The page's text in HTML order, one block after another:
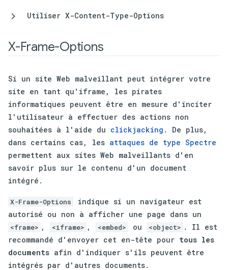
Utiliser X-Content-Type-Options
X-Frame-Options
Si un site Web malveillant peut intégrer votre
site en tant qu'iframe, les pirates
informatiques peuvent être en mesure d'inciter
l'utilisateur à effectuer des actions non
souhaitées à l'aide du clickjacking . De plus,
dans certains cas, les attaques de type Spectre
permettent aux sites Web malveillants d'en
savoir plus sur le contenu d'un document
intégré.
X-Frame-Options
indique si un navigateur est
autorisé ou non à afficher une page dans un
<frame> , <iframe> , <embed> ou <object> . Il est
recommandé d'envoyer cet en-tête pour tous les
documents afin d'indiquer s'ils peuvent être
intégrés par d'autres documents.